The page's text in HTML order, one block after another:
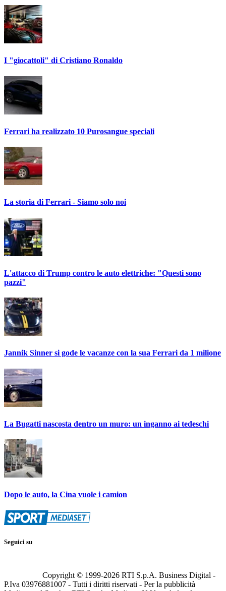
I "giocattoli" di Cristiano Ronaldo
Ferrari ha realizzato 10 Purosangue speciali
La storia di Ferrari - Siamo solo noi
L'attacco di Trump contro le auto elettriche: "Questi sono
pazzi"
Jannik Sinner si gode le vacanze con la sua Ferrari da 1 milione
La Bugatti nascosta dentro un muro: un inganno ai tedeschi
Dopo le auto, la Cina vuole i camion
Seguici su
Copyright © 1999-2026 RTI S.p.A. Business Digital -
P.Iva 03976881007 - Tutti i diritti riservati - Per la pubblicità